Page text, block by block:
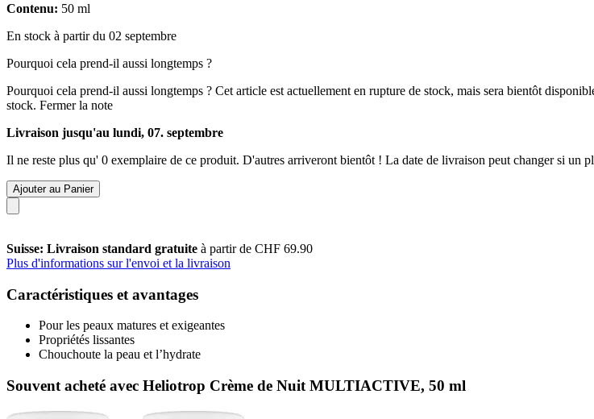
Contenu: 50 ml
En stock à partir du 02 septembre
Pourquoi cela prend-il aussi longtemps ?
Pourquoi cela prend-il aussi longtemps ? Cet article est actuellement en rupture de stock, mais sera bientôt
stock. Fermer la note
Livraison jusqu'au lundi, 07. septembre
Il ne reste plus qu' 0 exemplaire de ce produit. D'autres arriveront bientôt ! La date de livraison peut changer si un
Ajouter au Panier
Suisse: Livraison standard gratuite à partir de CHF 69.90
Plus d'informations sur l'envoi et la livraison
Caractéristiques et avantages
Pour les peaux matures et exigeantes
Propriétés lissantes
Chouchoute la peau et l’hydrate
Souvent acheté avec Heliotrop Crème de Nuit MULTIACTIVE, 50 ml